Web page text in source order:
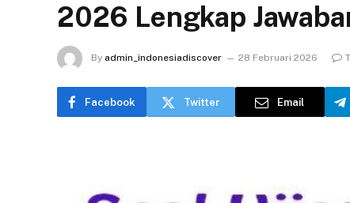
2026 Lengkap
By admin_indonesiadiscover 28 Februari 2026
Facebook Twitter Email